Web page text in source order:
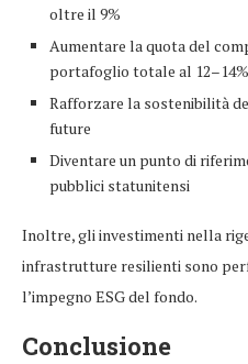
oltre il 9%
Aumentare la quota del
portafoglio totale al 12–14%
Rafforzare la sostenibilità
future
Diventare un punto di
pubblici statunitensi
Inoltre, gli investimenti nella
infrastrutture resilienti sono
l’impegno ESG del fondo.
Conclusione